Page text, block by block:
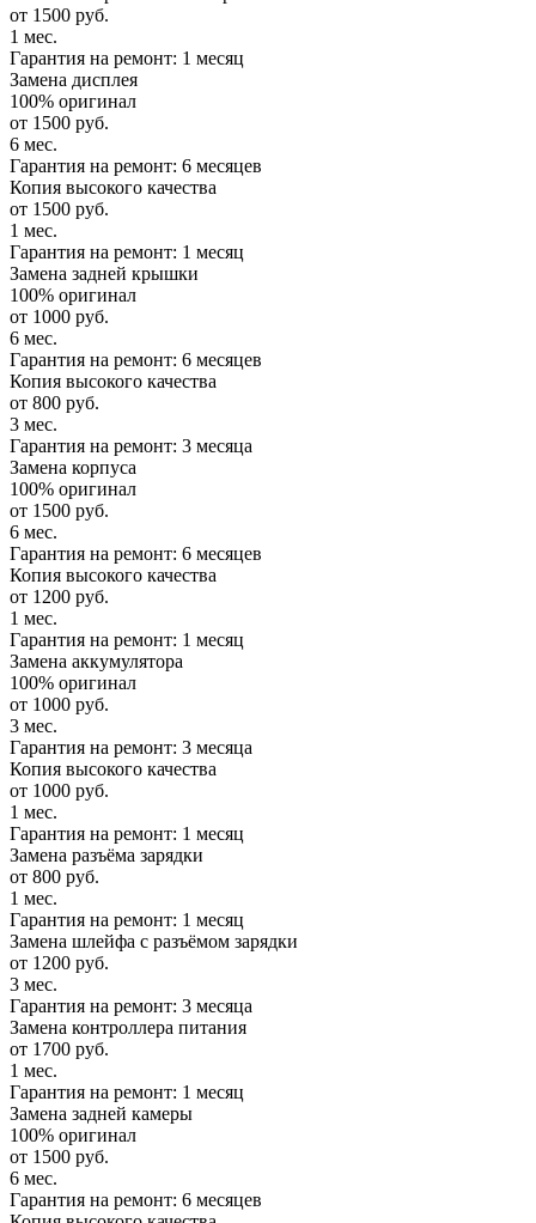
от 1500 руб.
1 мес.
Гарантия на ремонт: 1 месяц
Замена дисплея
100% оригинал
от 1500 руб.
6 мес.
Гарантия на ремонт: 6 месяцев
Копия высокого качества
от 1500 руб.
1 мес.
Гарантия на ремонт: 1 месяц
Замена задней крышки
100% оригинал
от 1000 руб.
6 мес.
Гарантия на ремонт: 6 месяцев
Копия высокого качества
от 800 руб.
3 мес.
Гарантия на ремонт: 3 месяца
Замена корпуса
100% оригинал
от 1500 руб.
6 мес.
Гарантия на ремонт: 6 месяцев
Копия высокого качества
от 1200 руб.
1 мес.
Гарантия на ремонт: 1 месяц
Замена аккумулятора
100% оригинал
от 1000 руб.
3 мес.
Гарантия на ремонт: 3 месяца
Копия высокого качества
от 1000 руб.
1 мес.
Гарантия на ремонт: 1 месяц
Замена разъёма зарядки
от 800 руб.
1 мес.
Гарантия на ремонт: 1 месяц
Замена шлейфа с разъёмом зарядки
от 1200 руб.
3 мес.
Гарантия на ремонт: 3 месяца
Замена контроллера питания
от 1700 руб.
1 мес.
Гарантия на ремонт: 1 месяц
Замена задней камеры
100% оригинал
от 1500 руб.
6 мес.
Гарантия на ремонт: 6 месяцев